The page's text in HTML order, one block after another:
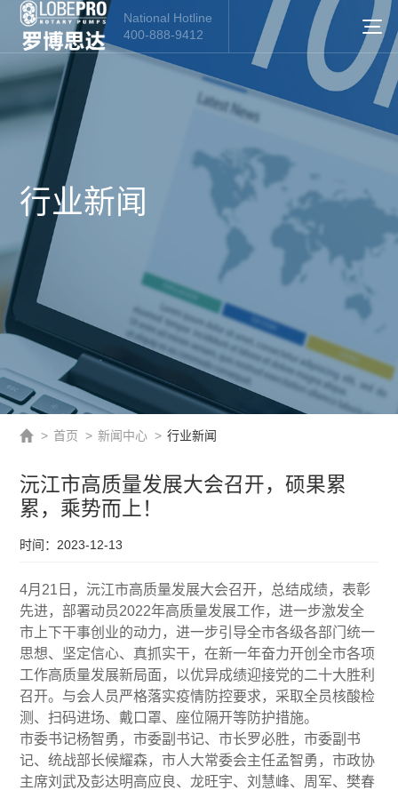
National Hotline
400-888-9412
行业新闻
> 首页 > 新闻中心 > 行业新闻
沅江市高质量发展大会召开，硕果累
累，乘势而上！
时间：2023-12-13
4月21日，沅江市高质量发展大会召开，总结成绩，表彰
先进，部署动员2022年高质量发展工作，进一步激发全
市上下干事创业的动力，进一步引导全市各级各部门统一
思想、坚定信心、真抓实干，在新一年奋力开创全市各项
工作高质量发展新局面，以优异成绩迎接党的二十大胜利
召开。与会人员严格落实疫情防控要求，采取全员核酸检
测、扫码进场、戴口罩、座位隔开等防护措施。
市委书记杨智勇，市委副书记、市长罗必胜，市委副书
记、统战部长候耀森，市人大常委会主任孟智勇，市政协
主席刘武及彭达明高应良、龙旺宇、刘慧峰、周军、樊春